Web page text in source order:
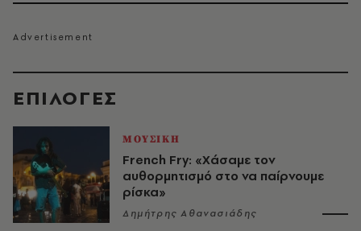
EΠΙΛΟΓΈΣ
ΜΟΥΣΙΚΗ
French Fry: «Χάσαμε τον
αυθορμητισμό στο να παίρνουμε
ρίσκα»
Δημήτρης Αθανασιάδης